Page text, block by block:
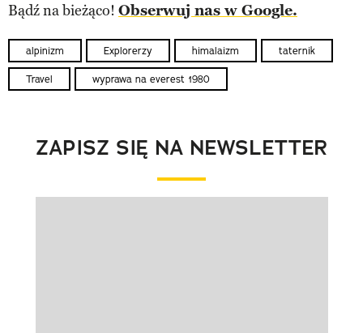
Bądź na bieżąco! Obserwuj nas w Google.
alpinizm Explorerzy himalaizm taternik
Travel wyprawa na everest 1980
ZAPISZ SIĘ NA NEWSLETTER